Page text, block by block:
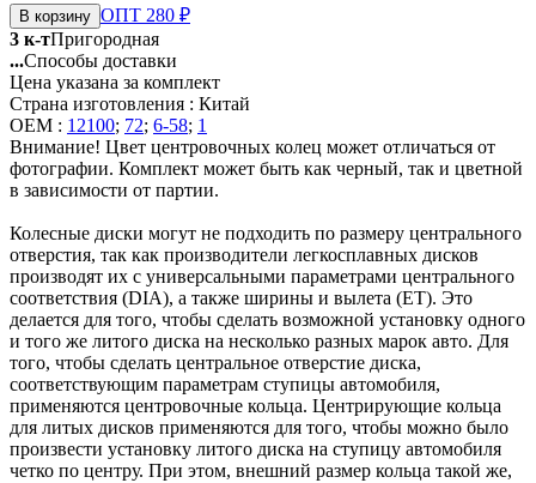
В корзину ОПТ 280 ₽
3 к-тПригородная
...Способы доставки
Цена указана за комплект
Страна изготовления : Китай
OEM : 12100; 72; 6-58; 1
Внимание! Цвет центровочных колец может отличаться от
фотографии. Комплект может быть как черный, так и цветной
в зависимости от партии.
Колесные диски могут не подходить по размеру центрального
отверстия, так как производители легкосплавных дисков
производят их с универсальными параметрами центрального
соответствия (DIA), а также ширины и вылета (ET). Это
делается для того, чтобы сделать возможной установку одного
и того же литого диска на несколько разных марок авто. Для
того, чтобы сделать центральное отверстие диска,
соответствующим параметрам ступицы автомобиля,
применяются центровочные кольца. Центрирующие кольца
для литых дисков применяются для того, чтобы можно было
произвести установку литого диска на ступицу автомобиля
четко по центру. При этом, внешний размер кольца такой же,